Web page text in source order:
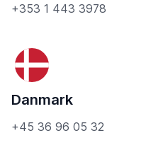
+353 1 443 3978
Danmark
+45 36 96 05 32